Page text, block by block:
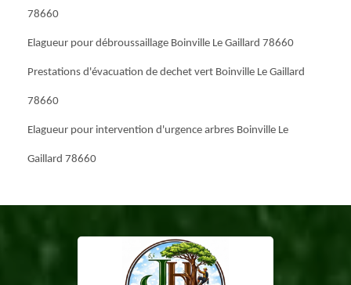
78660
Elagueur pour débroussaillage Boinville Le Gaillard 78660
Prestations d'évacuation de dechet vert Boinville Le Gaillard
78660
Elagueur pour intervention d'urgence arbres Boinville Le
Gaillard 78660